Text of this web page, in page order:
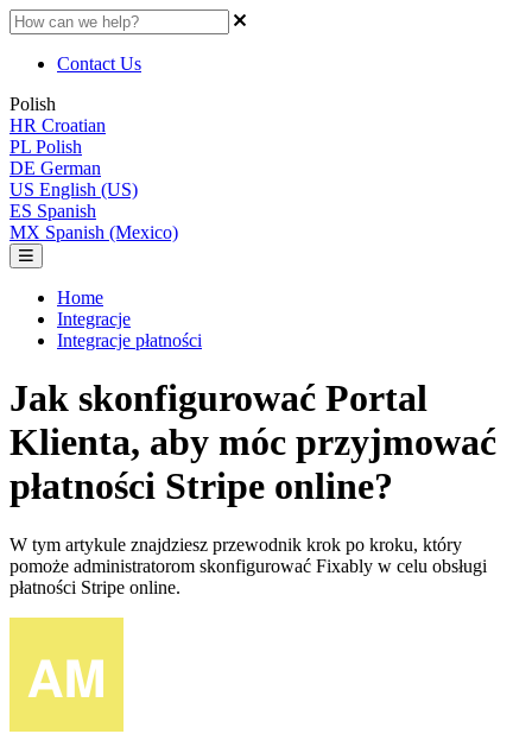
Contact Us
Polish
HR Croatian
PL Polish
DE German
US English (US)
ES Spanish
MX Spanish (Mexico)
Home
Integracje
Integracje płatności
Jak skonfigurować Portal
Klienta, aby móc przyjmować
płatności Stripe online?
W tym artykule znajdziesz przewodnik krok po kroku, który
pomoże administratorom skonfigurować Fixably w celu obsługi
płatności Stripe online.